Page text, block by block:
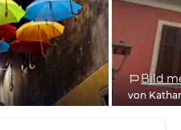
Bild
von